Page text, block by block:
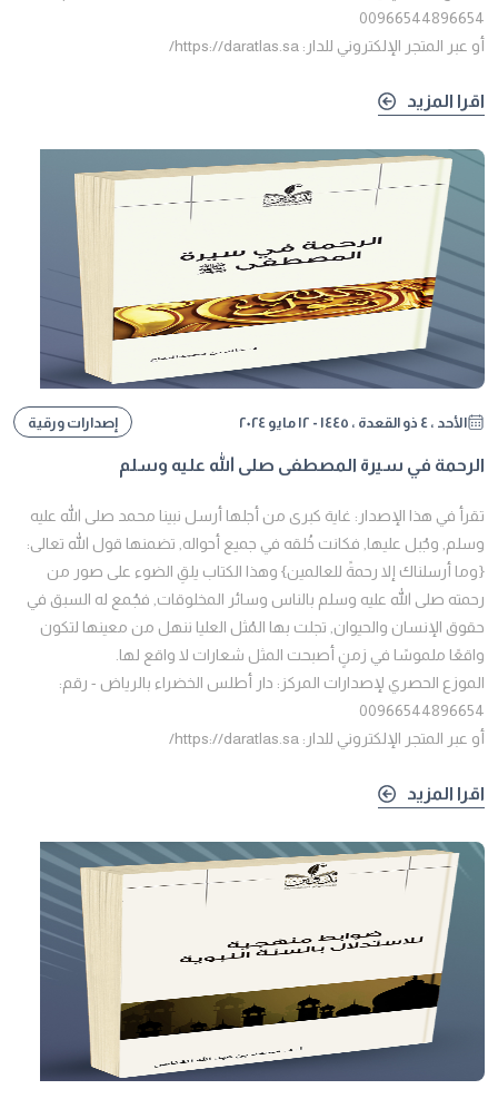
00966544896654
أو عبر المتجر الإلكتروني للدار: https://daratlas.sa/
اقرا المزيد
الأحد ، ٤ ذو القعدة ، ١٤٤٥ - ١٢ مايو ٢٠٢٤ إصدارات ورقية
الرحمة في سيرة المصطفى صلى الله عليه وسلم
تقرأ في هذا الإصدار: غاية كبرى من أجلها أرسل نبينا محمد صلى الله عليه
وسلم, وجُبل عليها, فكانت خُلقه في جميع أحواله, تضمنها قول الله تعالى:
{وما أرسلناك إلا رحمةً للعالمين} وهذا الكتاب يلقِ الضوء على صور من
رحمته صلى الله عليه وسلم بالناس وسائر المخلوقات, فجُمع له السبق في
حقوق الإنسان والحيوان, تجلت بها المُثل العليا ننهل من معينها لتكون
واقعًا ملموسًا في زمنٍ أصبحت المثل شعارات لا واقع لها.
الموزع الحصري لإصدارات المركز: دار أطلس الخضراء بالرياض - رقم:
00966544896654
أو عبر المتجر الإلكتروني للدار: https://daratlas.sa/
اقرا المزيد